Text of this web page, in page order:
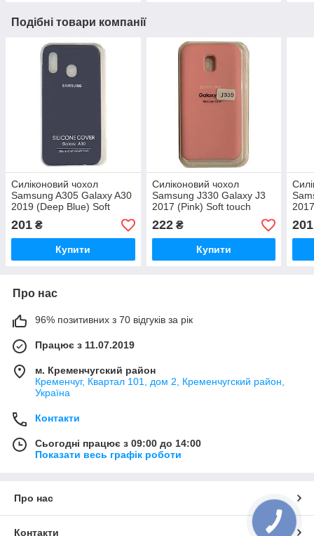
Подібні товари компанії
Силіконовий чохол
Samsung A305 Galaxy A30
2019 (Deep Blue) Soft
touch (Full)
201 ₴
Купити
Силіконовий чохол
Samsung J330 Galaxy J3
2017 (Pink) Soft touch
(Premium)
222₴
Купити
201
Про нас
96% позитивних з 70 відгуків за рік
Працює з 11.07.2019
м. Кременчугский район
Кременчуг, Квартал 101, дом 2, Кременчугский район,
Україна
Контакти
Сьогодні працює з 09:00 до 14:00
Показати весь графік роботи
Про нас
Контакти
КНОПКА
ЗВ'ЯЗКУ